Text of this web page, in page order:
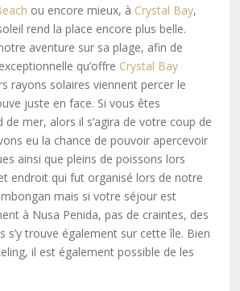
ou encore mieux, à Crystal Bay,
rend la place encore plus belle.
aventure sur sa plage, afin de
qu’offre Crystal Bay
rayons solaires viennent percer le
juste en face. Si vous êtes
mer, alors il s’agira de votre coup de
eu la chance de pouvoir apercevoir
ainsi que pleins de poissons lors
endroit qui fut organisé lors de notre
mais si votre séjour est
à Nusa Penida, pas de craintes, des
s’y trouve également sur cette île. Bien
il est également possible de les